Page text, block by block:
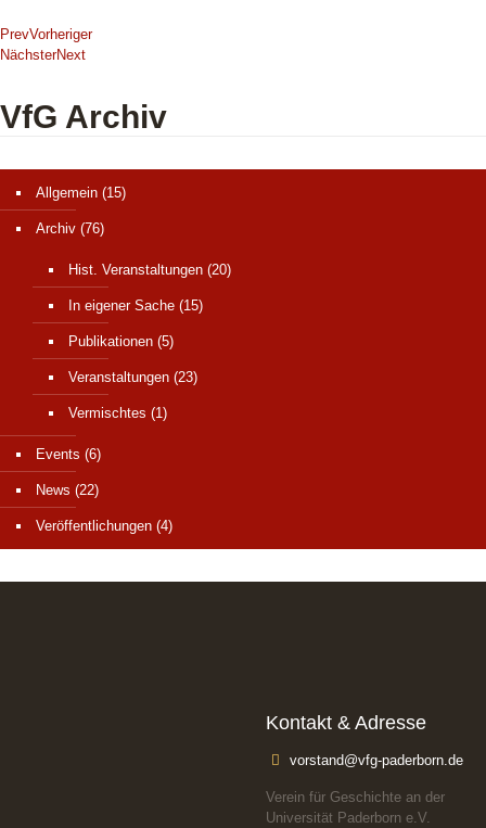
PrevVorheriger
NächsterNext
VfG Archiv
Allgemein (15)
Archiv (76)
Hist. Veranstaltungen (20)
In eigener Sache (15)
Publikationen (5)
Veranstaltungen (23)
Vermischtes (1)
Events (6)
News (22)
Veröffentlichungen (4)
Kontakt & Adresse
vorstand@vfg-paderborn.de
Verein für Geschichte an der
Universität Paderborn e.V.